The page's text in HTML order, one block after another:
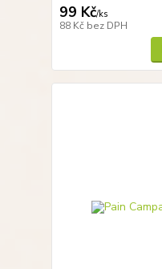
99 Kč/ks
88 Kč bez DPH